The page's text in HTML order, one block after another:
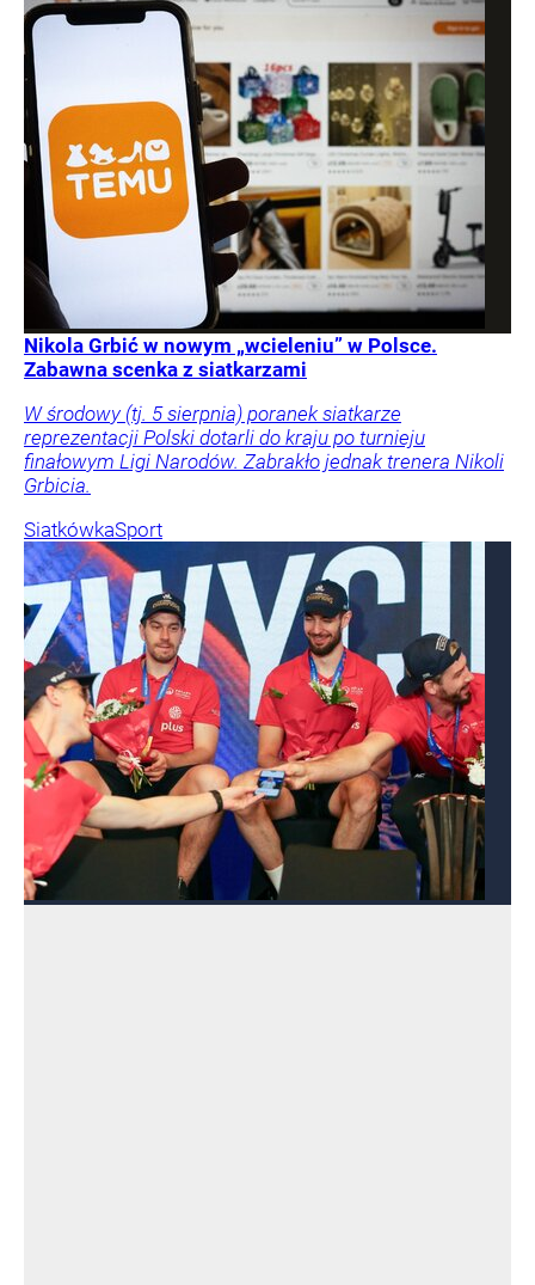
Nikola Grbić w nowym „wcieleniu” w Polsce.
Zabawna scenka z siatkarzami
W środowy (tj. 5 sierpnia) poranek siatkarze
reprezentacji Polski dotarli do kraju po turnieju
finałowym Ligi Narodów. Zabrakło jednak trenera Nikoli
Grbicia.
SiatkówkaSport